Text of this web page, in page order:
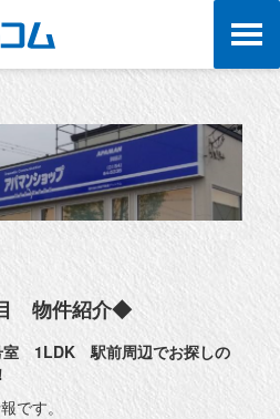
物件紹介◆
室 1LDK 駅前周辺でお探しの
です。